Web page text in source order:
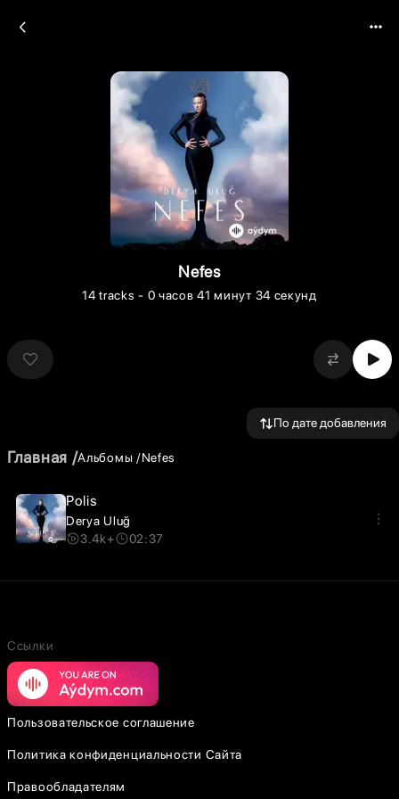
Nefes
14 tracks- 0 часов 41 минут 34 секунд
По дате добавления
Главная Альбомы Nefes
Polis
Derya Uluğ
3.4k+
02:37
Ссылки
Пользовательское соглашение
Политика конфиденциальности Сайта
Правообладателям